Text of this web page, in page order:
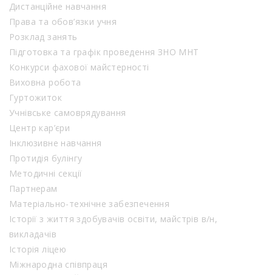
Дистанційне навчання
Права та обов’язки учня
Розклад занять
Підготовка та графік проведення ЗНО МНТ
Конкурси фахової майстерності
Виховна робота
Гуртожиток
Учнівське самоврядування
Центр кар’єри
Інклюзивне навчання
Протидія булінгу
Методичні секції
Партнерам
Матеріально-технічне забезпечення
Історії з життя здобувачів освіти, майстрів в/н,
викладачів
Історія ліцею
Міжнародна співпраця